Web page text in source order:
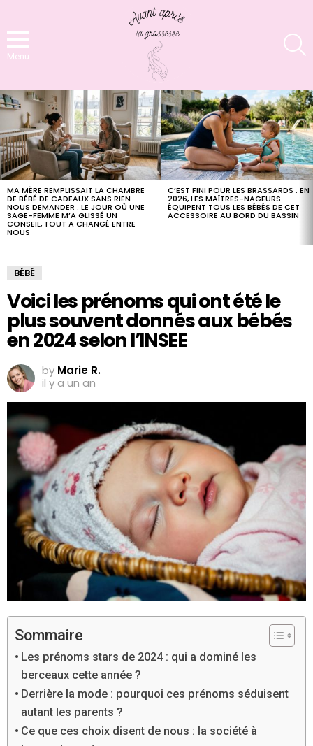
Menu
LATEST
STORIES
MA MÈRE REMPLISSAIT LA CHAMBRE
DE BÉBÉ DE CADEAUX SANS RIEN
NOUS DEMANDER : LE JOUR OÙ UNE
SAGE-FEMME M’A GLISSÉ UN
CONSEIL, TOUT A CHANGÉ ENTRE
NOUS
C’EST FINI POUR LES BRASSARDS : EN
2026, LES MAÎTRES-NAGEURS
ÉQUIPENT TOUS LES BÉBÉS DE CET
ACCESSOIRE AU BORD DU BASSIN
BÉBÉ
Voici les prénoms qui ont été le
plus souvent donnés aux bébés
en 2024 selon l’INSEE
by Marie R.
il y a un an
Sommaire
Les prénoms stars de 2024 : qui a dominé les
berceaux cette année ?
Derrière la mode : pourquoi ces prénoms séduisent
autant les parents ?
Ce que ces choix disent de nous : la société à